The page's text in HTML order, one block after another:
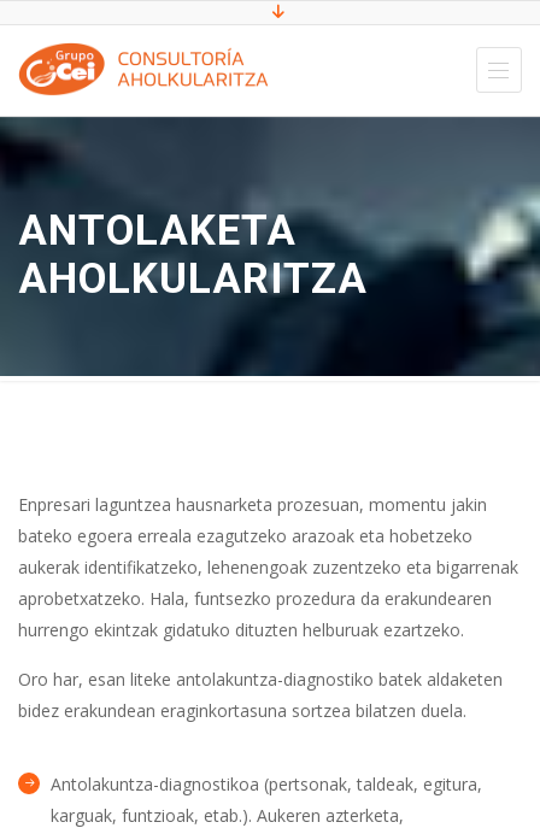
ANTOLAKETA
AHOLKULARITZA
Enpresari laguntzea hausnarketa prozesuan, momentu jakin
bateko egoera erreala ezagutzeko arazoak eta hobetzeko
aukerak identifikatzeko, lehenengoak zuzentzeko eta bigarrenak
aprobetxatzeko. Hala, funtsezko prozedura da erakundearen
hurrengo ekintzak gidatuko dituzten helburuak ezartzeko.
Oro har, esan liteke antolakuntza-diagnostiko batek aldaketen
bidez erakundean eraginkortasuna sortzea bilatzen duela.
Antolakuntza-diagnostikoa (pertsonak, taldeak, egitura,
karguak, funtzioak, etab.). Aukeren azterketa,